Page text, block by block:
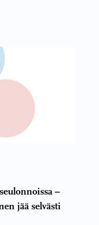
–
jää selvästi